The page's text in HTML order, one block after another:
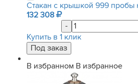
Стакан с крышкой 999 пробы
132 308
-
Купить в 1 клик
В избранном В избранное